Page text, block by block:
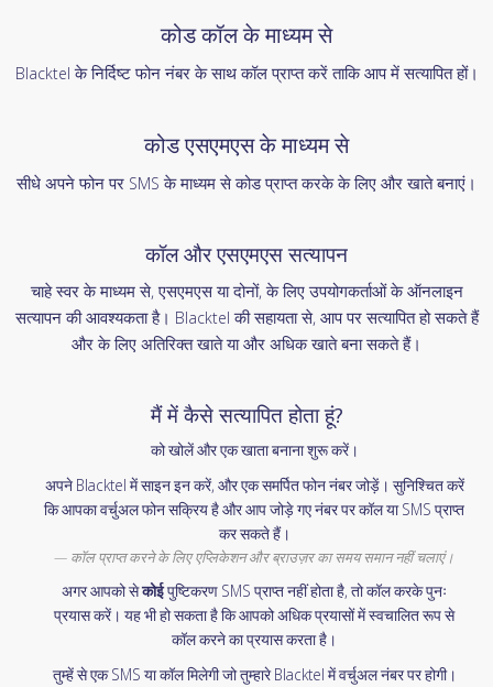
कोड कॉल के माध्यम से
Blacktel के निर्दिष्ट फोन नंबर के साथ कॉल प्राप्त करें ताकि आप में सत्यापित हों।
कोड एसएमएस के माध्यम से
सीधे अपने फोन पर SMS के माध्यम से कोड प्राप्त करके के लिए और खाते बनाएं।
कॉल और एसएमएस सत्यापन
चाहे स्वर के माध्यम से, एसएमएस या दोनों, के लिए उपयोगकर्ताओं के ऑनलाइन
सत्यापन की आवश्यकता है। Blacktel की सहायता से, आप पर सत्यापित हो सकते हैं
और के लिए अतिरिक्त खाते या और अधिक खाते बना सकते हैं।
मैं में कैसे सत्यापित होता हूं?
को खोलें और एक खाता बनाना शुरू करें।
अपने Blacktel में साइन इन करें, और एक समर्पित फोन नंबर जोड़ें। सुनिश्चित करें
कि आपका वर्चुअल फोन सक्रिय है और आप जोड़े गए नंबर पर कॉल या SMS प्राप्त
कर सकते हैं।
कॉल प्राप्त करने के लिए एप्लिकेशन और ब्राउज़र का समय समान नहीं चलाएं।
अगर आपको सेकोईपुष्टिकरण SMS प्राप्त नहीं होता है, तो कॉल करके पुनः
प्रयास करें। यह भी हो सकता है कि आपको अधिक प्रयासों में स्वचालित रूप से
कॉल करने का प्रयास करता है।
तुम्हें से एक SMS या कॉल मिलेगी जो तुम्हारे Blacktel में वर्चुअल नंबर पर होगी।